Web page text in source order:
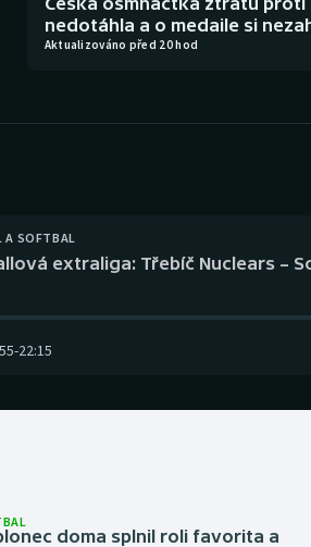
nedotáhla a o medaile si
Aktualizováno před 20 hod
A SOFTBAL
extraliga: Třebíč Nuclears –
-22:15
doma splnil roli favorita a